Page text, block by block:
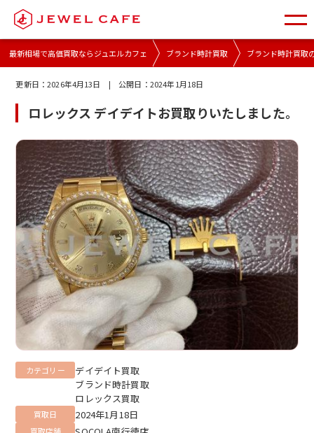
最新相場で高価買取ならジュエルカフェ ブランド時計買取 ブランド時計買取
更新日：2026年4月13日 | 公開日： 2024年1月18日
ロレックス デイデイトお買取りいたしました。
カテゴリー
デイデイト買取
ブランド時計買取
ロレックス買取
買取日 2024年1月18日